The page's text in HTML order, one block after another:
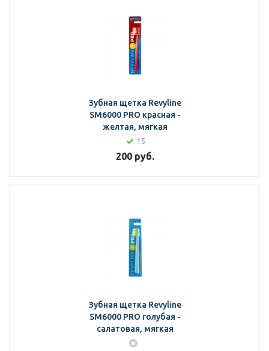
Зубная щетка Revyline
SM6000 PRO красная -
желтая, мягкая
15
200руб.
Зубная щетка Revyline
SM6000 PRO голубая -
салатовая, мягкая